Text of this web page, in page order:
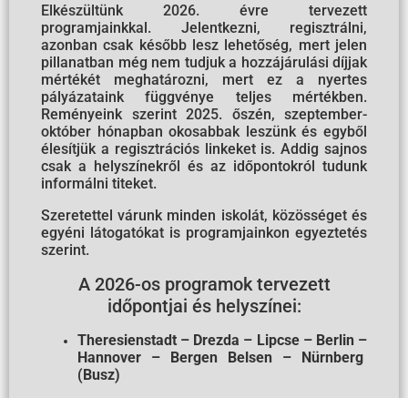
Elkészültünk 2026. évre tervezett
programjainkkal. Jelentkezni, regisztrálni,
azonban csak később lesz lehetőség, mert jelen
pillanatban még nem tudjuk a hozzájárulási díjjak
mértékét meghatározni, mert ez a nyertes
pályázataink függvénye teljes mértékben.
Reményeink szerint 2025. őszén, szeptember-
október hónapban okosabbak leszünk és egyből
élesítjük a regisztrációs linkeket is. Addig sajnos
csak a helyszínekről és az időpontokról tudunk
informálni titeket.
Szeretettel várunk minden iskolát, közösséget és
egyéni látogatókat is programjainkon egyeztetés
szerint.
A 2026-os programok tervezett
időpontjai és helyszínei:
Theresienstadt – Drezda – Lipcse – Berlin –
Hannover – Bergen Belsen – Nürnberg
(Busz)